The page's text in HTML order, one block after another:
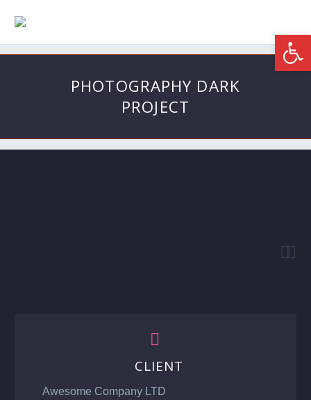
PHOTOGRAPHY DARK
PROJECT



CLIENT
Awesome Company LTD